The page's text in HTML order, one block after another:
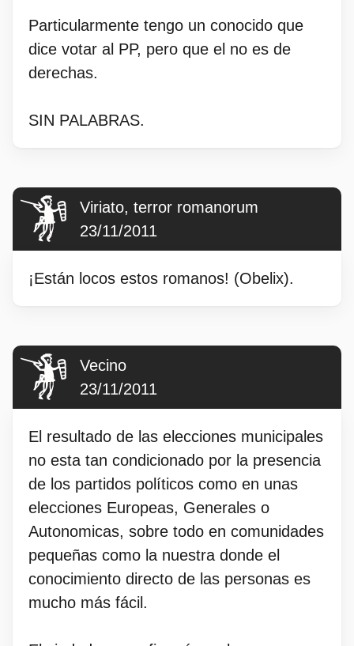
Particularmente tengo un conocido que
dice votar al PP, pero que el no es de
derechas.
SIN PALABRAS.
Viriato, terror romanorum
23/11/2011
¡Están locos estos romanos! (Obelix).
Vecino
23/11/2011
El resultado de las elecciones municipales
no esta tan condicionado por la presencia
de los partidos políticos como en unas
elecciones Europeas, Generales o
Autonomicas, sobre todo en comunidades
pequeñas como la nuestra donde el
conocimiento directo de las personas es
mucho más fácil.